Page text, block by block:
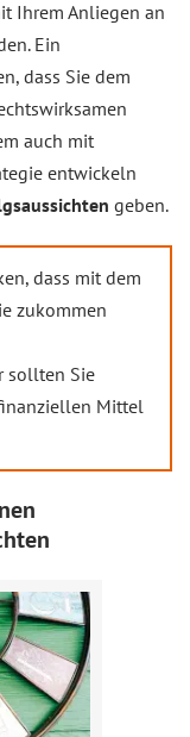
Ihrem Anliegen an
Ein
dass Sie dem
auch mit
entwickeln
geben.
dass mit dem
zukommen
sollten Sie
Mittel